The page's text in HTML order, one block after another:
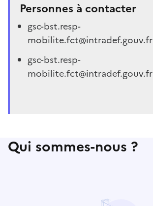
Personnes à contacter
gsc-bst.resp-
mobilite.fct@intradef.gouv.fr
gsc-bst.resp-
mobilite.fct@intradef.gouv.fr
Qui sommes-nous ?